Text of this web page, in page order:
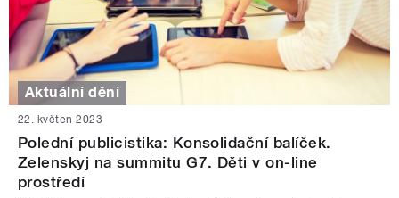
Aktuální dění
22. květen 2023
Polední publicistika: Konsolidační balíček.
Zelenskyj na summitu G7. Děti v on-line
prostředí